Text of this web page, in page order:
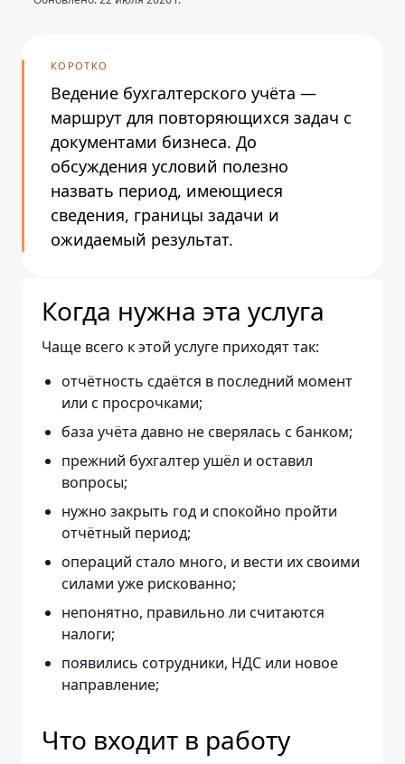
КОРОТКО
Ведение бухгалтерского учёта —
маршрут для повторяющихся задач с
документами бизнеса. До
обсуждения условий полезно
назвать период, имеющиеся
сведения, границы задачи и
ожидаемый результат.
Когда нужна эта услуга
Чаще всего к этой услуге приходят так:
отчётность сдаётся в последний момент
или с просрочками;
база учёта давно не сверялась с банком;
прежний бухгалтер ушёл и оставил
вопросы;
нужно закрыть год и спокойно пройти
отчётный период;
операций стало много, и вести их своими
силами уже рискованно;
непонятно, правильно ли считаются
налоги;
появились сотрудники, НДС или новое
направление;
Что входит в работу